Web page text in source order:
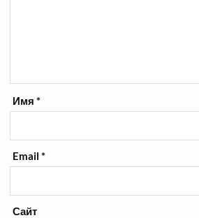
Имя*
Email*
Сайт